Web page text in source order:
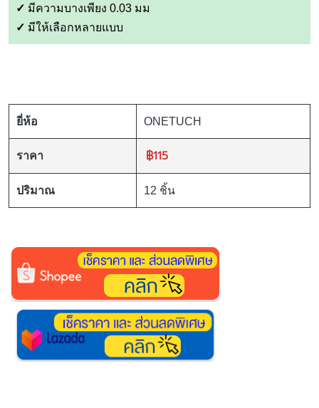
✓ มีความบางเพียง 0.03 มม
✓ มีให้เลือกหลายแบบ
ยี่ห้อ ONETUCH
ราคา ฿115
ปริมาณ 12 ชิ้น